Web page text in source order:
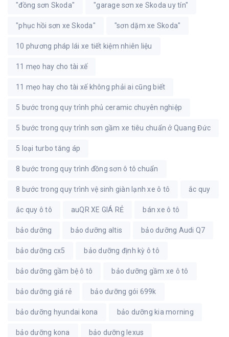
"đồng sơn Skoda" "garage sơn xe Skoda uy tín"
"phục hồi sơn xe Skoda" "sơn dặm xe Skoda"
10 phương pháp lái xe tiết kiệm nhiên liệu
11 mẹo hay cho tài xế
11 mẹo hay cho tài xế không phải ai cũng biết
5 bước trong quy trình phủ ceramic chuyên nghiệp
5 bước trong quy trình sơn gầm xe tiêu chuẩn ở Quang Đức
5 loại turbo tăng áp
8 bước trong quy trình đồng sơn ô tô chuẩn
8 bước trong quy trình vệ sinh giàn lạnh xe ô tô ắc quy
ắc quy ô tô auQR XE GIÁ RẺ bán xe ô tô
bảo dưỡng bảo dưỡng altis bảo dưỡng Audi Q7
bảo dưỡng cx5 bảo dưỡng định kỳ ô tô
bảo dưỡng gầm bệ ô tô bảo dưỡng gầm xe ô tô
bảo dưỡng giá rẻ bảo dưỡng gói 699k
bảo dưỡng hyundai kona bảo dưỡng kia morning
bảo dưỡng kona bảo dưỡng lexus